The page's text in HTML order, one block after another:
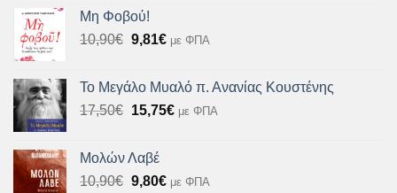
12,90€.
11,61€.
Μη Φοβού!
10,90€ Original
10,90€.
9,81€Η
είναι:
9,81€.
με ΦΠΑ
Το Μεγάλο Μυαλό π. Ανανίας Κουστένης
17,50€ Original
17,50€.
15,75€Η
15,75€.
με ΦΠΑ
Μολών Λαβέ
10,90€ Original
9,80€Ημε ΦΠΑ